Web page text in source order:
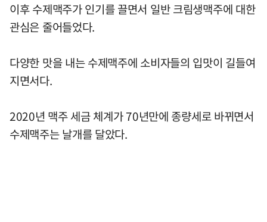
이후 수제맥주가 인기를 끌면서 일반 크림생맥주에 대한
관심은 줄어들었다.
다양한 맛을 내는 수제맥주에 소비자들의 입맛이 길들여
지면서다.
2020년 맥주 세금 체계가 70년만에 종량세로 바뀌면서
수제맥주는 날개를 달았다.